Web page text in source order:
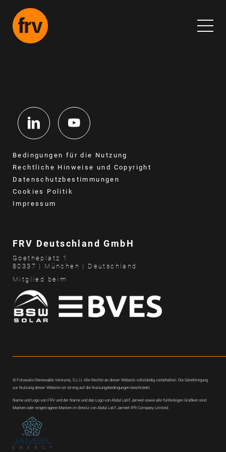
Über Uns
Questions & Answers
Kommune
Projekte
Aktuelles
Bedingungen für die Nutzung
Rechtliche Hinweise und Copyright
Datenschutzbestimmungen
Cookies Politik
Impressum
FRV Deutschland GmbH
Goetheplatz 1
80337 | München | Deutschland
Mitglied beim
© Fotowatio Renewable Ventures, S.L.U. Alle Rechte an dieser Website vollständig vorbehalten. Die Genehmigung
zur Nutzung dieser Website ist streng auf die Nutzungsbedingungen beschränkt.
Name und Logo von FRV und der Name und das Logo von Abdul Latif Jameel sowie alle fünfeckigen Grafiken sind
Marken oder eingetragene Marken im Besitz von Abdul Latif Jameel IPR Company Limited.